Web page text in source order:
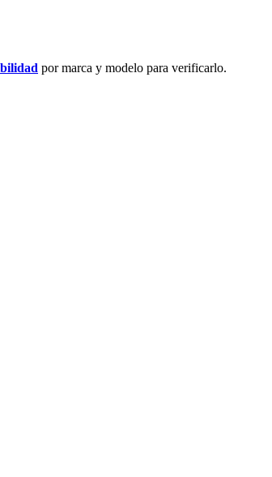
por marca y modelo para verificarlo.